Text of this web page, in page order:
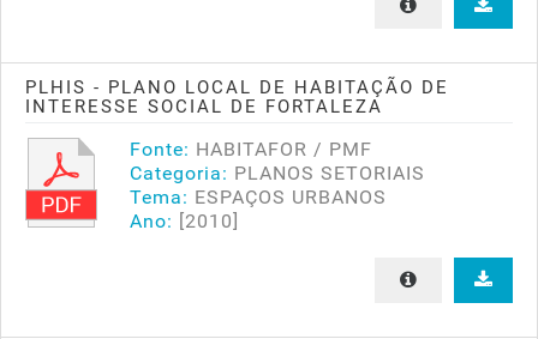
PLHIS - PLANO LOCAL DE HABITAÇÃO DE
INTERESSE SOCIAL DE FORTALEZA
Fonte: HABITAFOR / PMF
Categoria: PLANOS SETORIAIS
Tema: ESPAÇOS URBANOS
Ano: [2010]